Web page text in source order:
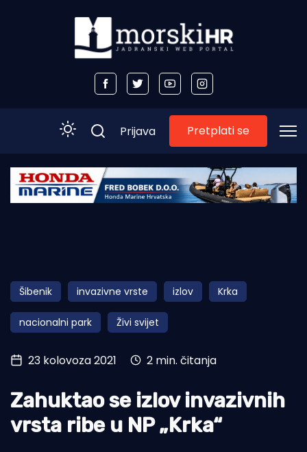
Početna
Obala
Otoci
Turizam i nautika
Pomorstvo
Ekologija
Prijava Pretplati se
Šibenik invazivne vrste izlov Krka
nacionalni park Živi svijet
23 kolovoza 2021 2 min. čitanja
Zahuktao se izlov invazivnih
vrsta ribe u NP „Krka“